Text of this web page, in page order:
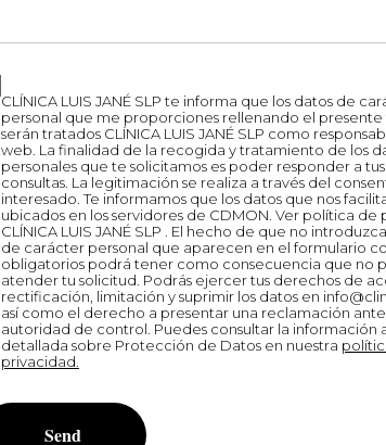
CLÍNICA LUIS JANÉ SLP te informa que los datos de
personal que me proporciones rellenando el
serán tratados CLÍNICA LUIS JANÉ SLP como
web. La finalidad de la recogida y tratamiento de los
personales que te solicitamos es poder responder a
consultas. La legitimación se realiza a través del
interesado. Te informamos que los datos que nos
ubicados en los servidores de CDMON. Ver política de
CLÍNICA LUIS JANÉ SLP . El hecho de que no
de carácter personal que aparecen en el formulario
obligatorios podrá tener como consecuencia que no
atender tu solicitud. Podrás ejercer tus derechos de
rectificación, limitación y suprimir los datos en
así como el derecho a presentar una reclamación
autoridad de control. Puedes consultar la información
detallada sobre Protección de Datos en nuestra
privacidad.
Send